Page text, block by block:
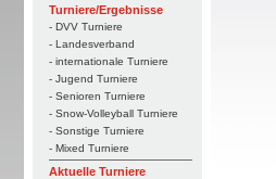
Turniere/Ergebnisse
- DVV Turniere
- Landesverband
- internationale Turniere
- Jugend Turniere
- Senioren Turniere
- Snow-Volleyball Turniere
- Sonstige Turniere
- Mixed Turniere
Aktuelle Turniere